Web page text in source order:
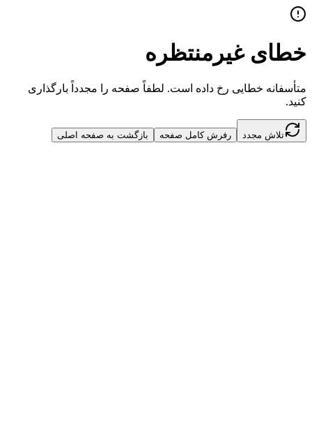
خطای غیرمنتظره
متأسفانه خطایی رخ داده است. لطفاً صفحه را مجدداً بارگذاری
کنید.
تلاش مجدد رفرش کامل صفحه بازگشت به صفحه اصلی